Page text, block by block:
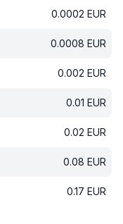
0.0002 EUR
0.0008 EUR
0.002 EUR
0.01 EUR
0.02 EUR
0.08 EUR
0.17 EUR